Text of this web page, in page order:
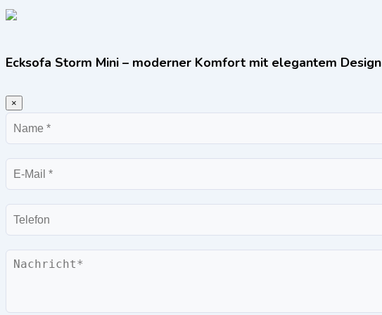
Ecksofa Storm Mini – moderner Komfort mit elegantem Design
×
Name
E-
Mail
Telefon
Nachricht